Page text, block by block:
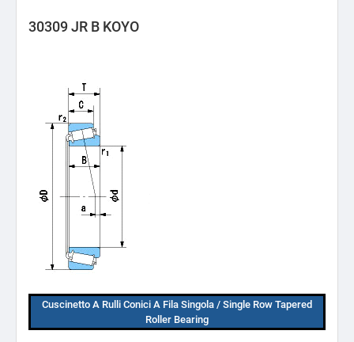
30309 JR B KOYO
Cuscinetto A Rulli Conici A Fila Singola / Single Row Tapered
Roller Bearing